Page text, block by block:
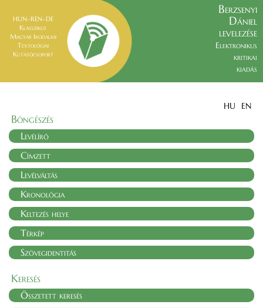
HUN–REN–DE
Klasszikus
Magyar Irodalmi
Textológiai
Kutatócsoport
Berzsenyi
Dániel
levelezése
Elektronikus
kritikai
kiadás
HU EN
Böngészés
Levélíró
Címzett
Levélváltás
Kronológia
Keltezés helye
Térkép
Szövegidentitás
Keresés
Összetett keresés